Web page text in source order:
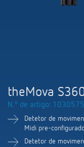
Medição
theMova
N.º de artigo: 1030575
Detetor de
Midi pre-
Detetor de